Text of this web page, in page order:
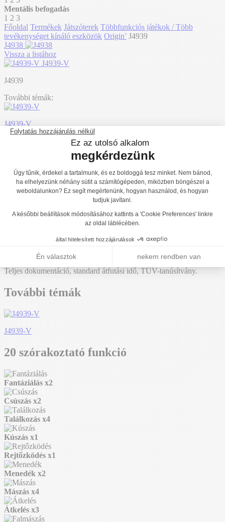
Mentális befogadás
1 2 3
Főoldal Termékek Játszóterek Többfunkciós játékok / Több
tevékenységet kínáló eszközök Origin’ J4939
J4938
Vissza a listához
J4939-V
J4939
További témák:
J4939-V
Hozzáadás az árajánlathoz
Fából készült többjátékos eszközök csúszdákkal,
mászófalakkal és alagúttal - J4939
A "Origin’" termékcsaládunkban létrehoztuk a referencia J4939. Ez
a modul 2 év-ről érhető el. Legfeljebb 24 játékos befogadására
alkalmas.
A modul méretei a következők: 10,05 m hosszú, 6,62 m széles, 3,34
m magas. A szabadesési magasság (HCL) 2,30 m.
Standard termék
Teljes dokumentáció, standard átfutási idő, TÜV-tanúsítvány.
További témák
J4939-V
20 szórakoztató funkció
Fantáziálás x2
Csúszás x2
Találkozás x4
Kúszás x1
Rejtőzködés x1
Menedék x2
Mászás x4
Átkelés x3